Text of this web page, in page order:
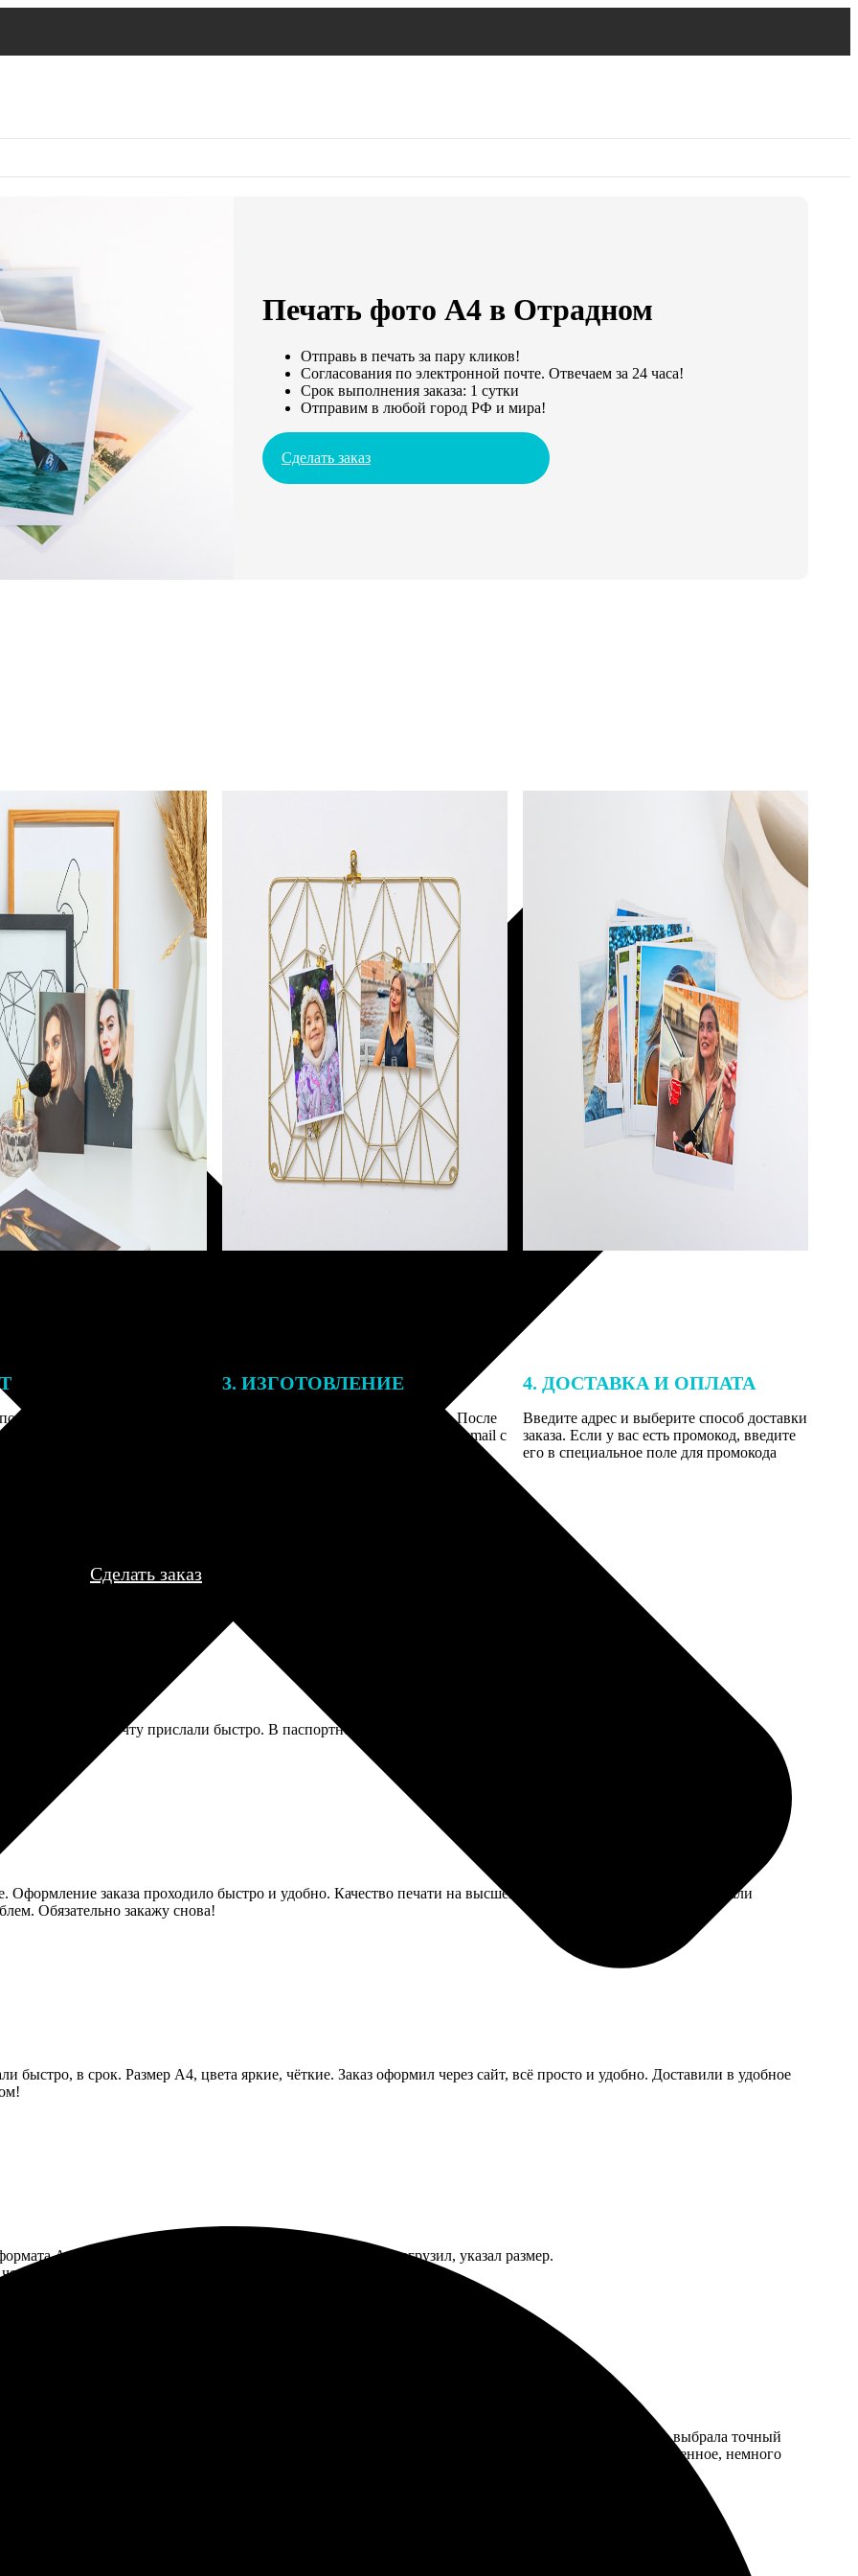
Печать фото А4 в Отрадном
Отправь в печать за пару кликов!
Согласования по электронной почте. Отвечаем за 24 часа!
Срок выполнения заказа: 1 сутки
Отправим в любой город РФ и мира!
Сделать заказ
заказа к печати
могут связаться с Вами
телефону или email для
деталей.
3. ИЗГОТОВЛЕНИЕ
Оплатите заказ банковской картой. После
оплаты получите подтверждение на email с
описанием заказа. Когда отправим заказ
4. ДОСТАВКА И ОПЛАТА
Введите адрес и выберите способ доставки
заказа. Если у вас есть промокод, введите
его в специальное поле для промокода
Сделать заказ
на почту прислали быстро. В паспортном столе приняли без вопросов, так что все ок.
заказа проходило быстро и удобно. Качество печати на высшем уровне, цвета насыщенные, детали
Обязательно закажу снова!
быстро, в срок. Размер А4, цвета яркие, чёткие. Заказ оформил через сайт, всё просто и удобно. Доставили в удобное
А4. Оформление заказа простое - выбрал картинку, загрузил, указал размер.
фотографии, все как ожидал. Рекомендую!
понятно, легко выбрать формат. Загружаю картинки, на все вопросы отвечают быстро. Заказала А4, выбрала точный
качество: цвета яркие и насыщенные. Забрала заказ в Отрадном, всё аккуратно упаковано. Единственное, немного
удобно и быстро!